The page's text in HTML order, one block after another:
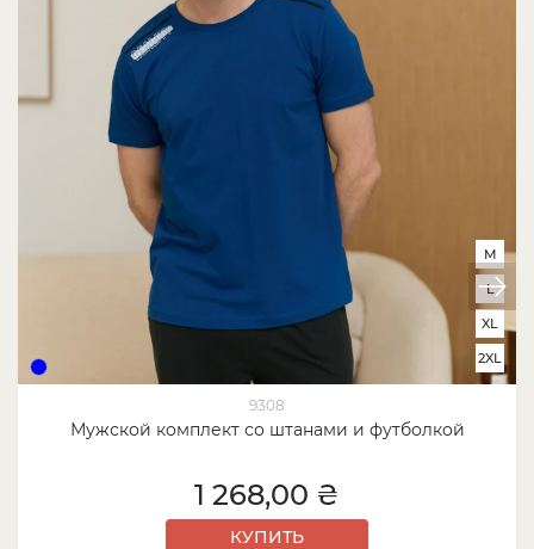
9308
Мужской комплект со штанами и футболкой
M
L
XL
2XL
1 268,00 ₴
КУПИТЬ